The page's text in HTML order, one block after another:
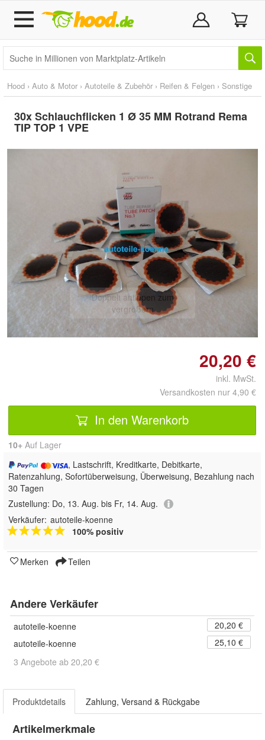
Hood › Auto & Motor › Autoteile & Zubehör › Reifen & Felgen › Sonstige
30x Schlauchflicken 1 Ø 35 MM Rotrand Rema
TIP TOP 1 VPE
Doppelt antippen zum
vergrößern
20,20 €
inkl. MwSt.
Versandkosten nur 4,90 €
In den Warenkorb
10+ Auf Lager
, Lastschrift, Kreditkarte, Debitkarte,
Ratenzahlung, Sofortüberweisung, Überweisung, Bezahlung nach
30 Tagen
Zustellung: Do, 13. Aug. bis Fr, 14. Aug.
Verkäufer: autoteile-koenne
100% positiv
Merken Teilen
Andere Verkäufer
autoteile-koenne
20,20 €
autoteile-koenne
25,10 €
3 Angebote ab 20,20 €
Produktdetails Zahlung, Versand & Rückgabe
Artikelmerkmale